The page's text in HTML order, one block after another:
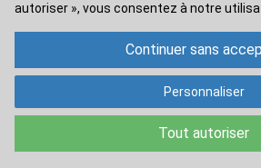
autoriser », vous consentez à notre
Tout autoriser
Continuer sans
Personnaliser
Modes de livraison